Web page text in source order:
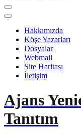
Hakkımızda
Köşe Yazarları
Dosyalar
Webmail
Site Haritası
İletişim
Ajans
Tanıtım